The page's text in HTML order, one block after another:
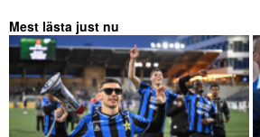
Mest lästa just nu